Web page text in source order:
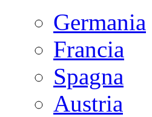
Germania
Francia
Spagna
Austria